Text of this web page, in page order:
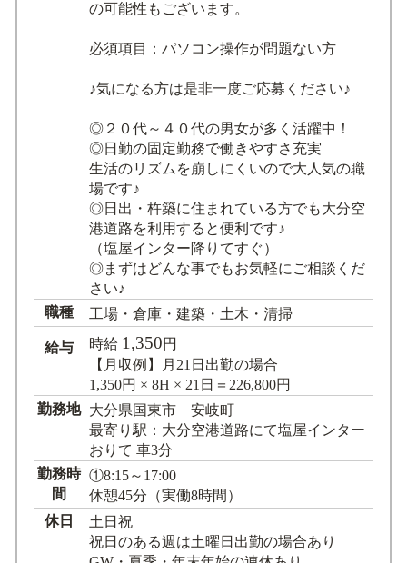
の可能性もございます。
必須項目：パソコン操作が問題ない方
♪気になる方は是非一度ご応募ください♪
◎２０代～４０代の男女が多く活躍中！
◎日勤の固定勤務で働きやすさ充実
生活のリズムを崩しにくいので大人気の職
場です♪
◎日出・杵築に住まれている方でも大分空
港道路を利用すると便利です♪
（塩屋インター降りてすぐ）
◎まずはどんな事でもお気軽にご相談くだ
さい♪
職種
工場・倉庫・建築・土木・清掃
給与 時給 1,350円
【月収例】月21日出勤の場合
1,350円 × 8H × 21日＝226,800円
勤務地 大分県国東市 安岐町
最寄り駅：大分空港道路にて塩屋インター
おりて 車3分
勤務時
間
①8:15～17:00
休憩45分（実働8時間）
休日
土日祝
祝日のある週は土曜日出勤の場合あり